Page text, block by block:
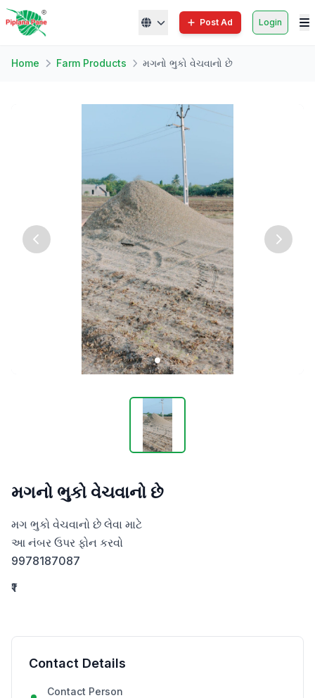
Post Ad Login
Home Farm Products મગનો ભુકો વેચવાનો છે
મગનો ભુકો વેચવાનો છે
મગ ભુકો વેચવાનો છે લેવા માટે
આ નંબર ઉપર ફોન કરવો
9978187087
₹1
Contact Details
Contact Person